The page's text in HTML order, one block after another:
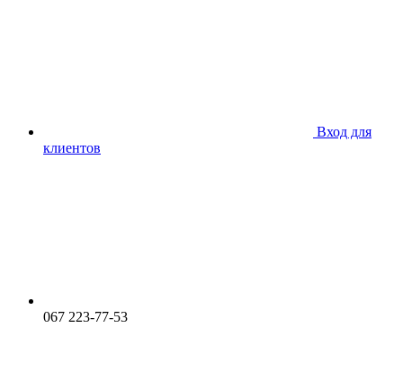
Вход для
клиентов
067 223-77-53